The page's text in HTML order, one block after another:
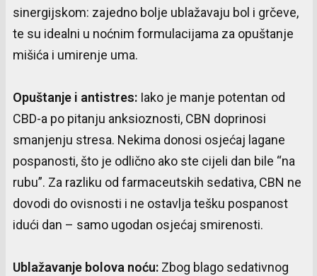
sinergijskom: zajedno bolje ublažavaju bol i grčeve,
te su idealni u noćnim formulacijama za opuštanje
mišića i umirenje uma.
Opuštanje i antistres: Iako je manje potentan od
CBD-a po pitanju anksioznosti, CBN doprinosi
smanjenju stresa. Nekima donosi osjećaj lagane
pospanosti, što je odlično ako ste cijeli dan bile “na
rubu”. Za razliku od farmaceutskih sedativa, CBN ne
dovodi do ovisnosti i ne ostavlja tešku pospanost
idući dan – samo ugodan osjećaj smirenosti.
Ublažavanje bolova noću: Zbog blago sedativnog